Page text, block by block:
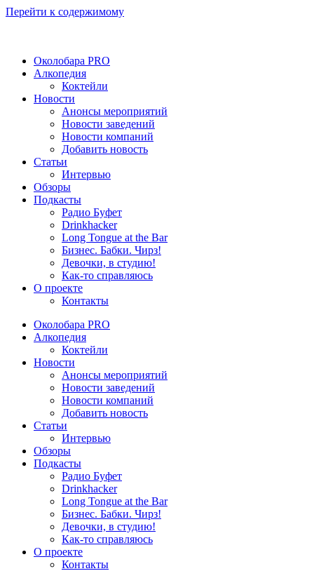
Перейти к содержимому
Околобара PRO
Алкопедия
Коктейли
Новости
Анонсы мероприятий
Новости заведений
Новости компаний
Добавить новость
Статьи
Интервью
Обзоры
Подкасты
Радио Буфет
Drinkhacker
Long Tongue at the Bar
Бизнес. Бабки. Чирз!
Девочки, в студию!
Как-то справляюсь
О проекте
Контакты
Околобара PRO
Алкопедия
Коктейли
Новости
Анонсы мероприятий
Новости заведений
Новости компаний
Добавить новость
Статьи
Интервью
Обзоры
Подкасты
Радио Буфет
Drinkhacker
Long Tongue at the Bar
Бизнес. Бабки. Чирз!
Девочки, в студию!
Как-то справляюсь
О проекте
Контакты